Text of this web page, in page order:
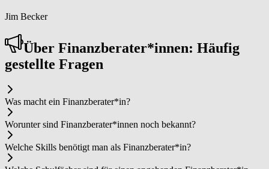
Jim Becker
Über Fi­nanz­be­ra­ter*in­nen: Häufig
gestellte Fragen
Was macht ein Fi­nanz­be­ra­ter*in?
Worunter sind Fi­nanz­be­ra­ter*in­nen noch bekannt?
Welche Skills benötigt man als Fi­nanz­be­ra­ter*in?